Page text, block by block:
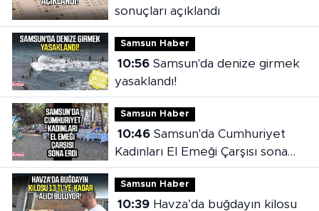
sonuçları açıklandı
Samsun Haber
10:56Samsun'da denize girmek
yasaklandı!
Samsun Haber
10:46Samsun'da Cumhuriyet
Kadınları El Emeği Çarşısı sona
erdi
Samsun Haber
10:39Havza’da buğdayın kilosu